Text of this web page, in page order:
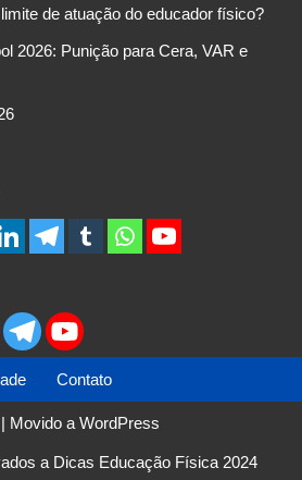
de atuação do educador físico?
2026: Punição para Cera, VAR e
Contato
Movido a WordPress
a Dicas Educação Física 2024